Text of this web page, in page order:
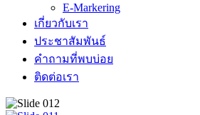
E-Markering
เกี่ยวกับเรา
ประชาสัมพันธ์
คำถามที่พบบ่อย
ติดต่อเรา